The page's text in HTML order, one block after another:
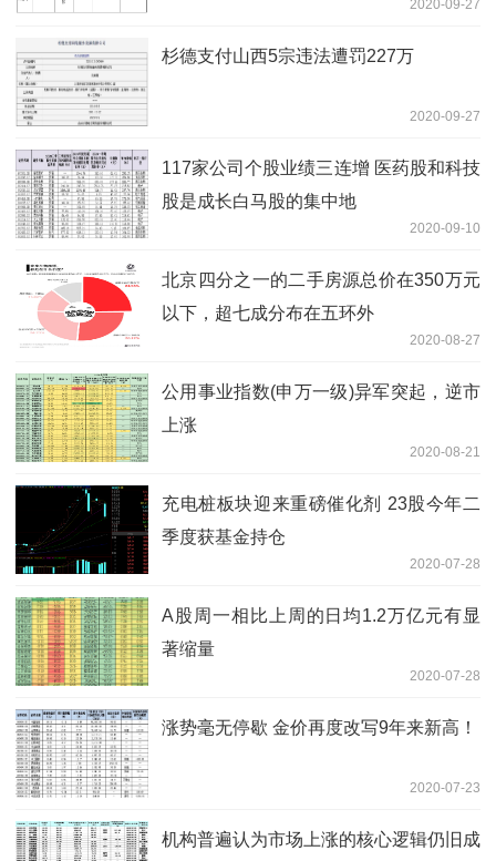
2020-09-27
杉德支付山西5宗违法遭罚227万
2020-09-27
117家公司个股业绩三连增 医药股和科技
股是成长白马股的集中地
2020-09-10
北京四分之一的二手房源总价在350万元
以下，超七成分布在五环外
2020-08-27
公用事业指数(申万一级)异军突起，逆市
上涨
2020-08-21
充电桩板块迎来重磅催化剂 23股今年二
季度获基金持仓
2020-07-28
A股周一相比上周的日均1.2万亿元有显
著缩量
2020-07-28
涨势毫无停歇 金价再度改写9年来新高！
2020-07-23
机构普遍认为市场上涨的核心逻辑仍旧成